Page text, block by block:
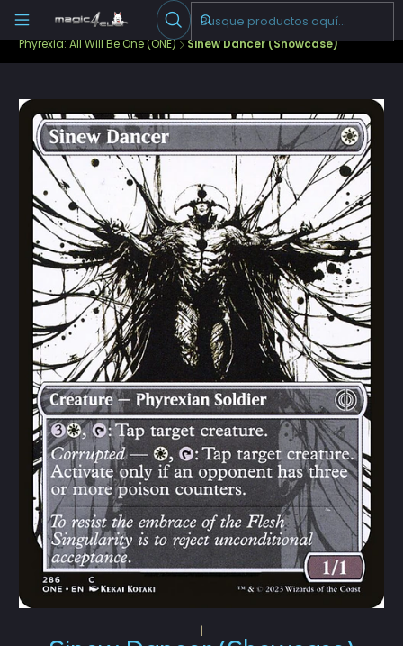
Escribenos
Cartas Sueltas Magic Pioneer
Phyrexia: All Will Be One (ONE) Sinew Dancer (Showcase)